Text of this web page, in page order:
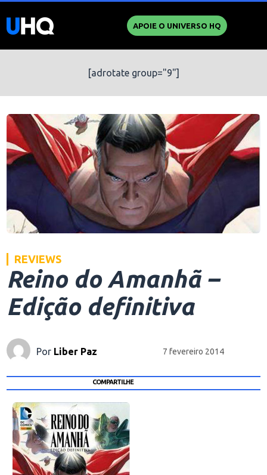
APOIE O UNIVERSO HQ
[adrotate group="9"]
REVIEWS
Reino do Amanhã –
Edição definitiva
Por Liber Paz 7 fevereiro 2014
COMPARTILHE